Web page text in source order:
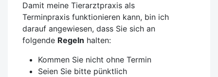
Damit meine Tierarztpraxis als
Terminpraxis funktionieren kann, bin ich
darauf angewiesen, dass Sie sich an
folgende Regeln halten:
Kommen Sie nicht ohne Termin
Seien Sie bitte pünktlich